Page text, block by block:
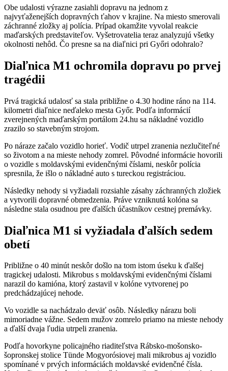
Obe udalosti výrazne zasiahli dopravu na jednom z
najvyťaženejších dopravných ťahov v krajine. Na miesto smerovali
záchranné zložky aj polícia. Prípad okamžite vyvolal reakcie
maďarských predstaviteľov. Vyšetrovatelia teraz analyzujú všetky
okolnosti nehôd. Čo presne sa na diaľnici pri Győri odohralo?
Diaľnica M1 ochromila dopravu po prvej
tragédii
Prvá tragická udalosť sa stala približne o 4.30 hodine ráno na 114.
kilometri diaľnice neďaleko mesta Győr. Podľa informácií
zverejnených maďarským portálom 24.hu sa nákladné vozidlo
zrazilo so stavebným strojom.
Po náraze začalo vozidlo horieť. Vodič utrpel zranenia nezlučiteľné
so životom a na mieste nehody zomrel. Pôvodné informácie hovorili
o vozidle s moldavskými evidenčnými číslami, neskôr polícia
spresnila, že išlo o nákladné auto s tureckou registráciou.
Následky nehody si vyžiadali rozsiahle zásahy záchranných zložiek
a vytvorili dopravné obmedzenia. Práve vzniknutá kolóna sa
následne stala osudnou pre ďalších účastníkov cestnej premávky.
Diaľnica M1 si vyžiadala ďalších sedem
obetí
Približne o 40 minút neskôr došlo na tom istom úseku k ďalšej
tragickej udalosti. Mikrobus s moldavskými evidenčnými číslami
narazil do kamióna, ktorý zastavil v kolóne vytvorenej po
predchádzajúcej nehode.
Vo vozidle sa nachádzalo deväť osôb. Následky nárazu boli
mimoriadne vážne. Sedem mužov zomrelo priamo na mieste nehody
a ďalší dvaja ľudia utrpeli zranenia.
Podľa hovorkyne policajného riaditeľstva Rábsko-mošonsko-
šopronskej stolice Tünde Mogyorósiovej mali mikrobus aj vozidlo
spomínané v prvých informáciách moldavské evidenčné čísla.